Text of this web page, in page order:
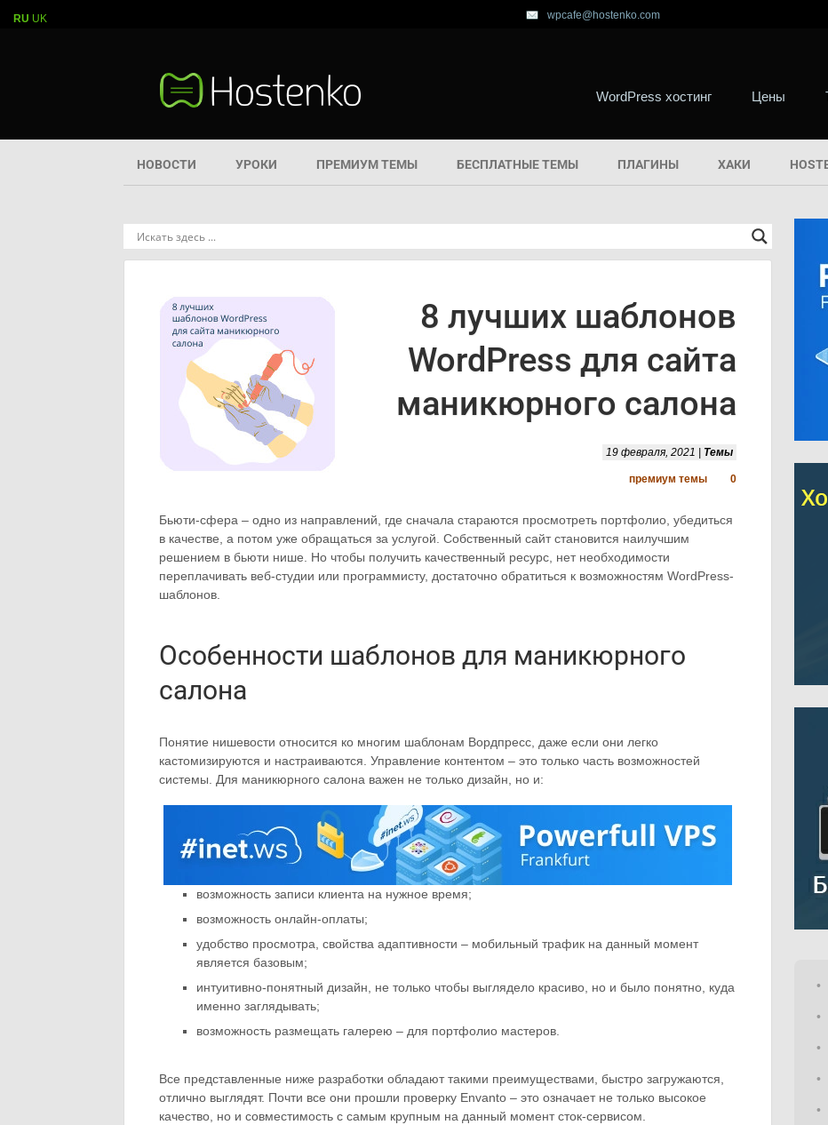
wpcafe@hostenko.com
WordPress хостинг Цены
НОВОСТИ УРОКИ ПРЕМИУМ ТЕМЫ БЕСПЛАТНЫЕ ТЕМЫ ПЛАГИНЫ ХАКИ
8 лучших шаблонов
WordPress для сайта
маникюрного салона
19 февраля, 2021 | Темы
премиум темы 0
Бьюти-сфера – одно из направлений, где сначала стараются просмотреть портфолио, убедиться
в качестве, а потом уже обращаться за услугой. Собственный сайт становится наилучшим
решением в бьюти нише. Но чтобы получить качественный ресурс, нет необходимости
переплачивать веб-студии или программисту, достаточно обратиться к возможностям WordPress-
шаблонов.
Особенности шаблонов для маникюрного
салона
Понятие нишевости относится ко многим шаблонам Вордпресс, даже если они легко
кастомизируются и настраиваются. Управление контентом – это только часть возможностей
системы. Для маникюрного салона важен не только дизайн, но и:
возможность записи клиента на нужное время;
возможность онлайн-оплаты;
удобство просмотра, свойства адаптивности – мобильный трафик на данный момент
является базовым;
интуитивно-понятный дизайн, не только чтобы выглядело красиво, но и было понятно, куда
именно заглядывать;
возможность размещать галерею – для портфолио мастеров.
Все представленные ниже разработки обладают такими преимуществами, быстро загружаются,
отлично выглядят. Почти все они прошли проверку Envanto – это означает не только высокое
качество, но и совместимость с самым крупным на данный момент сток-сервисом.
RU UK